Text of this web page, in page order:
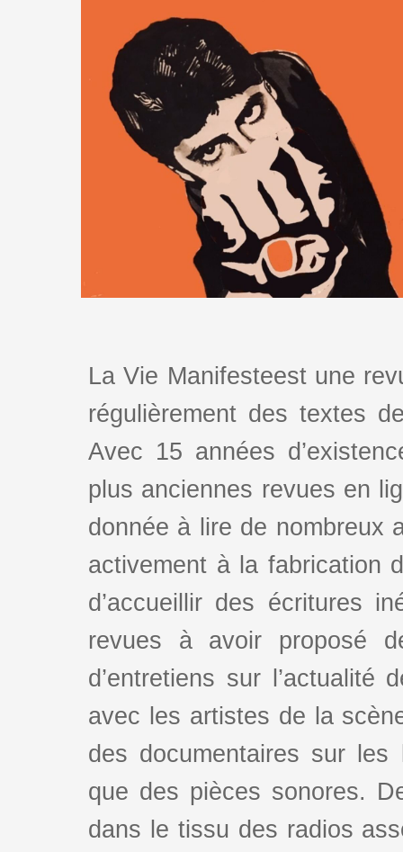
La Vie Manifesteest une
régulièrement des textes
Avec 15 années
plus anciennes revues en
donnée à lire de nombreux
activement à la fabrication
d’accueillir des écritures
revues à avoir proposé
d’entretiens sur l’actualité
avec les artistes de la
des documentaires sur
que des pièces sonores.
dans le tissu des radios